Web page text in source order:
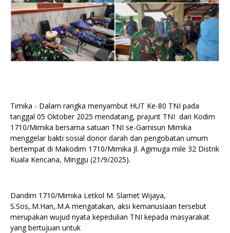
Timika - Dalam rangka menyambut HUT Ke-80 TNI pada
tanggal 05 Oktober 2025 mendatang, prajurit TNI dari Kodim
1710/Mimika bersama satuan TNI se-Garnisun Mimika
menggelar bakti sosial donor darah dan pengobatan umum
bertempat di Makodim 1710/Mimika Jl. Agimuga mile 32 Distrik
Kuala Kencana, Minggu (21/9/2025).
Dandim 1710/Mimika Letkol M. Slamet Wijaya,
S.Sos,.M.Han,.M.A mengatakan, aksi kemanusiaan tersebut
merupakan wujud nyata kepedulian TNI kepada masyarakat
yang bertujuan untuk